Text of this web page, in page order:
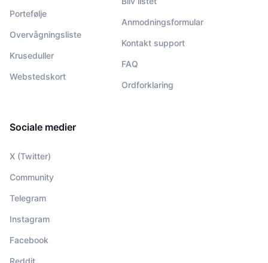
Portefølje
Overvågningsliste
Kruseduller
Webstedskort
Anmodningsformular
Kontakt support
FAQ
Ordforklaring
Sociale medier
X (Twitter)
Community
Telegram
Instagram
Facebook